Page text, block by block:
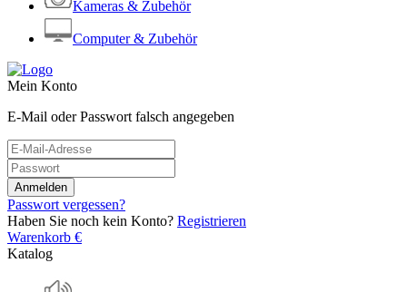
Kameras & Zubehör
Computer & Zubehör
Mein Konto
E-Mail oder Passwort falsch angegeben
Passwort vergessen?
Haben Sie noch kein Konto? Registrieren
Warenkorb €
Katalog